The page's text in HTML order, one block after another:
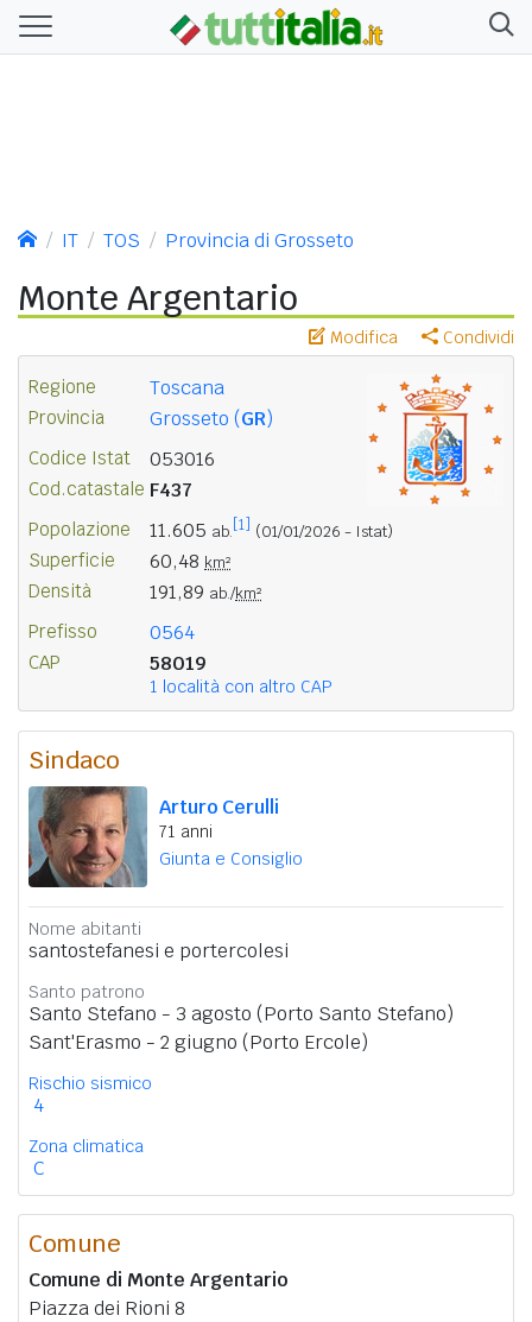
IT TOS Provincia di Grosseto
Monte Argentario
Modifica Condividi
Regione Toscana
Provincia Grosseto (GR)
Codice Istat 053016
Cod.catastale F437
Popolazione 11.605 ab. [1] (01/01/2026 - Istat)
Superficie 60,48 km²
Densità 191,89 ab./km²
Prefisso 0564
CAP 58019
1 località con altro CAP
Sindaco
Arturo Cerulli
71 anni
Giunta e Consiglio
Nome abitanti
santostefanesi e portercolesi
Santo patrono
Santo Stefano - 3 agosto (Porto Santo Stefano)
Sant'Erasmo - 2 giugno (Porto Ercole)
Rischio sismico
4
Zona climatica
C
Comune
Comune di Monte Argentario
Piazza dei Rioni 8